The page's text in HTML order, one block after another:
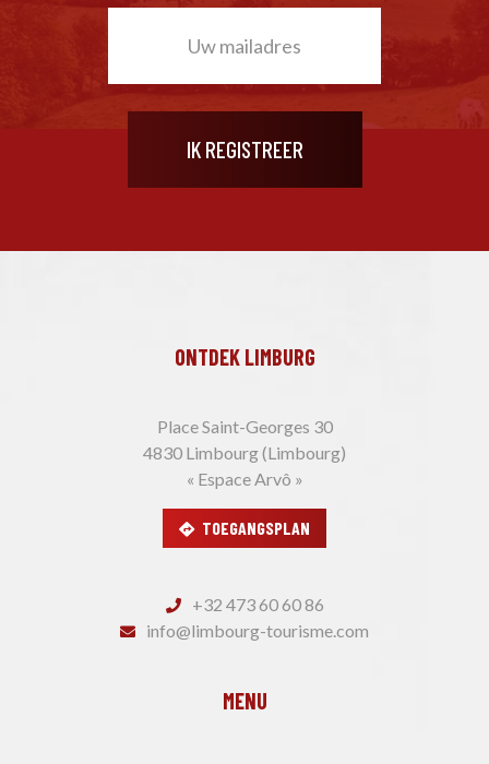
ONTDEK LIMBURG
Place Saint-Georges 30
4830 Limbourg (Limbourg)
« Espace Arvô »
TOEGANGSPLAN
+32 473 60 60 86
info@limbourg-tourisme.com
MENU